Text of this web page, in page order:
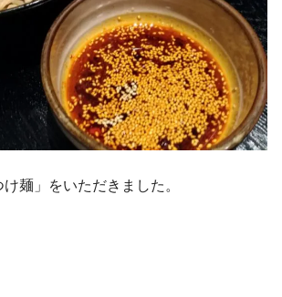
麺」をいただきました。